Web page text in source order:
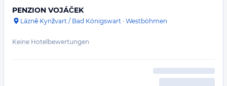
PENZION VOJÁČEK
Lázně Kynžvart / Bad Königswart · Westböhmen
Keine Hotelbewertungen